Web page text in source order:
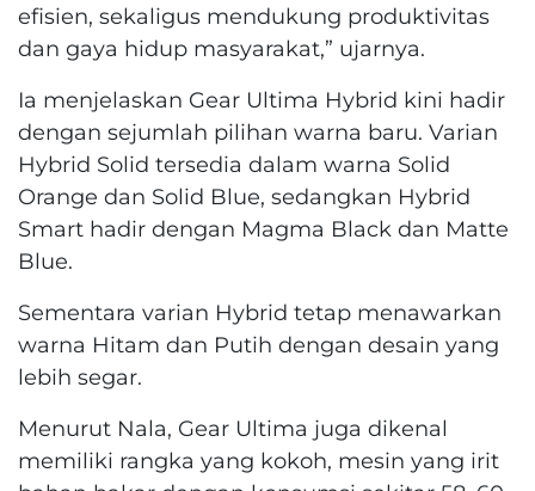
efisien, sekaligus mendukung produktivitas
dan gaya hidup masyarakat,” ujarnya.
Ia menjelaskan Gear Ultima Hybrid kini hadir
dengan sejumlah pilihan warna baru. Varian
Hybrid Solid tersedia dalam warna Solid
Orange dan Solid Blue, sedangkan Hybrid
Smart hadir dengan Magma Black dan Matte
Blue.
Sementara varian Hybrid tetap menawarkan
warna Hitam dan Putih dengan desain yang
lebih segar.
Menurut Nala, Gear Ultima juga dikenal
memiliki rangka yang kokoh, mesin yang irit